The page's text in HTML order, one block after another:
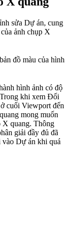
sửa Dự án, cung
ảnh chụp X
đồ màu của hình
hình ảnh có độ
khi xem Đối
cuối Viewport đến
mong muốn
X quang. Thông
giải đầy đủ đã
vào Dự án khi quá